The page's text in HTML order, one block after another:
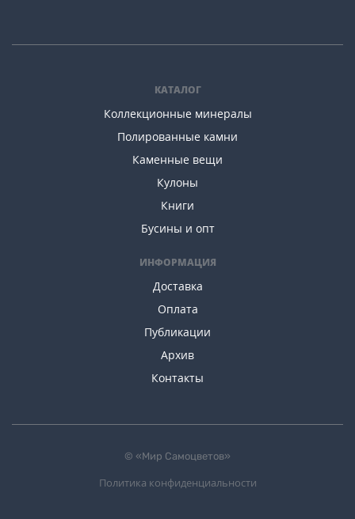
КАТАЛОГ
Коллекционные минералы
Полированные камни
Каменные вещи
Кулоны
Книги
Бусины и опт
ИНФОРМАЦИЯ
Доставка
Оплата
Публикации
Архив
Контакты
© «Мир Самоцветов»
Политика конфиденциальности